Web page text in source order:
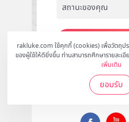
rakluke.com ใช้คุกกี้ (cookies) เพื่อวัตถุป
ของผู้ใช้ให้ดียิ่งขึ้น ท่านสามารถศึกษารายละเอี
เพิ่มเติม
ยอมรับ
สมัคร
ติดตามเรา